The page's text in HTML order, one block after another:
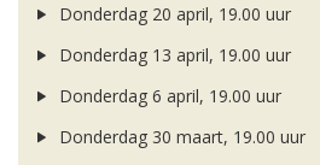
Donderdag 20 april, 19.00 uur
Donderdag 13 april, 19.00 uur
Donderdag 6 april, 19.00 uur
Donderdag 30 maart, 19.00 uur